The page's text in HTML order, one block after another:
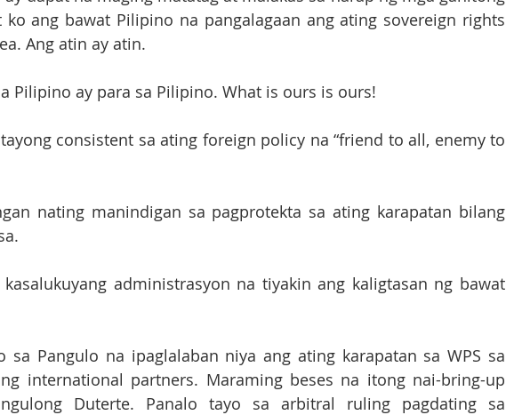
ko ang bawat Pilipino na pangalagaan ang ating sovereign rights
Ang atin ay atin.
Pilipino ay para sa Pilipino. What is ours is ours!
consistent sa ating foreign policy na “friend to all, enemy to
nating manindigan sa pagprotekta sa ating karapatan bilang
administrasyon na tiyakin ang kaligtasan ng bawat
sa Pangulo na ipaglalaban niya ang ating karapatan sa WPS sa
international partners. Maraming beses na itong nai-bring-up
Duterte. Panalo tayo sa arbitral ruling pagdating sa